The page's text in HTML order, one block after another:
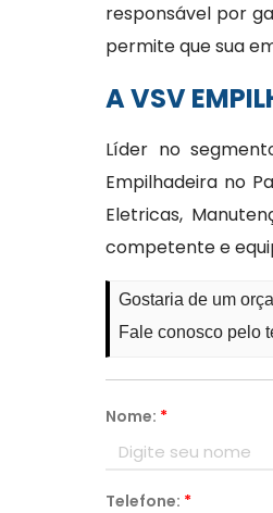
responsável por
permite que sua
A VSV
Líder no
Empilhadeira no
Eletricas,
competente e
Gostaria de um
Fale conosco pelo
Nome: *
Telefone: *